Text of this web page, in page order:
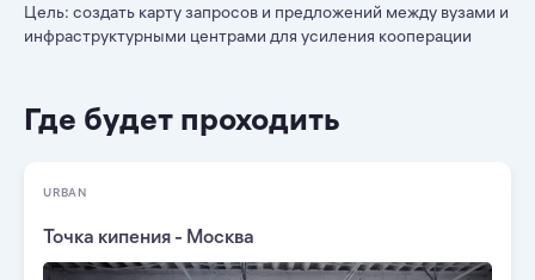
Цель: создать карту запросов и предложений между вузами и
инфраструктурными центрами для усиления кооперации
Где будет проходить
URBAN
Точка кипения - Москва